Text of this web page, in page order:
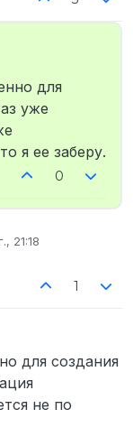
для
уже
я ее заберу.
0
21:18
1
для создания
не по